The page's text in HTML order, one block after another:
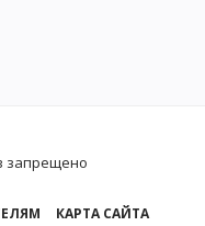
запрещено
КАРТА САЙТА